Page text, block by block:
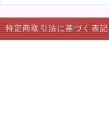
特定商取引法に基づく表記